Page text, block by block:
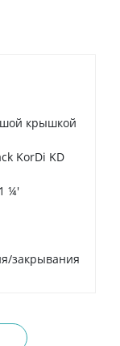
крышкой
KorDi KD
¼'
закрывания